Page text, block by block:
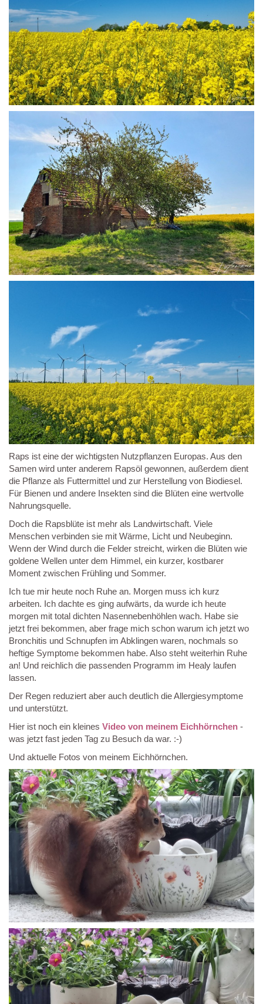
Raps ist eine der wichtigsten Nutzpflanzen Europas. Aus den
Samen wird unter anderem Rapsöl gewonnen, außerdem dient
die Pflanze als Futtermittel und zur Herstellung von Biodiesel.
Für Bienen und andere Insekten sind die Blüten eine wertvolle
Nahrungsquelle.
Doch die Rapsblüte ist mehr als Landwirtschaft. Viele
Menschen verbinden sie mit Wärme, Licht und Neubeginn.
Wenn der Wind durch die Felder streicht, wirken die Blüten wie
goldene Wellen unter dem Himmel, ein kurzer, kostbarer
Moment zwischen Frühling und Sommer.
Ich tue mir heute noch Ruhe an. Morgen muss ich kurz
arbeiten. Ich dachte es ging aufwärts, da wurde ich heute
morgen mit total dichten Nasennebenhöhlen wach. Habe sie
jetzt frei bekommen, aber frage mich schon warum ich jetzt wo
Bronchitis und Schnupfen im Abklingen waren, nochmals so
heftige Symptome bekommen habe. Also steht weiterhin Ruhe
an! Und reichlich die passenden Programm im Healy laufen
lassen.
Der Regen reduziert aber auch deutlich die Allergiesymptome
und unterstützt.
Hier ist noch ein kleines Video von meinem Eichhörnchen -
was jetzt fast jeden Tag zu Besuch da war. :-)
Und aktuelle Fotos von meinem Eichhörnchen.